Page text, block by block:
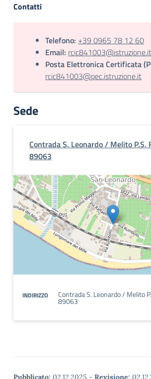
Contatti
Telefono: +39 0965 78 12 60
Email: rcic841003@istruzione.it
Posta Elettronica Certificata
rcic841003@pec.istruzione.it
Sede
Contrada S. Leonardo / Melito P.S.
89063
INDIRIZZO Contrada S. Leonardo / Melito
89063
Pubblicato: 02.12.2025 - Revisione: